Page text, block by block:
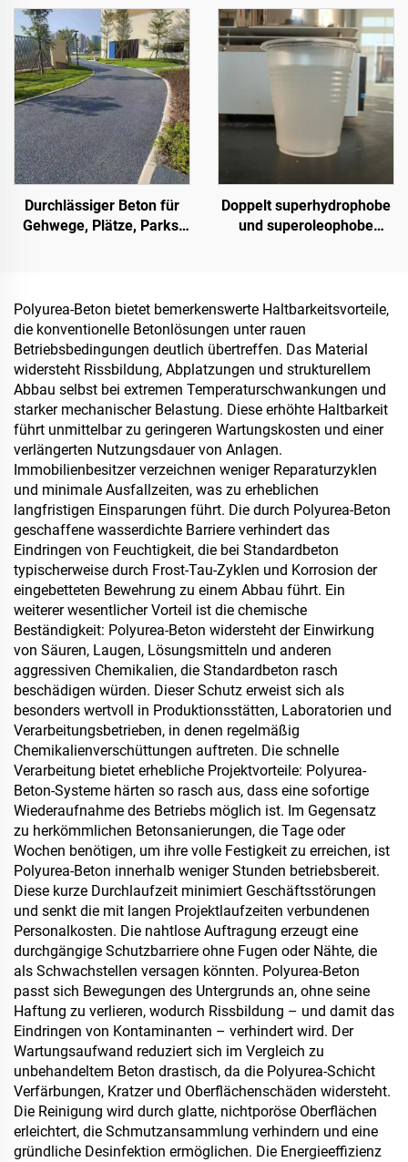
Kieselsteine, Kristallsteine,
Steinteppich für
gewerbliche und private
Anwendungen
Schutzbeschichtung für
innen- und außenliegende
Fahrbahnen
Durchlässiger Beton für
Gehwege, Plätze, Parks,
den Aufbau einer
Schwammstadt
Doppelt superhydrophobe
und superoleophobe
oder in anderen
Szenarien, bei denen
hydrophobe und
oleophobe Eigenschaften
erforderlich sind
Polyurea-Beton bietet bemerkenswerte Haltbarkeitsvorteile,
die konventionelle Betonlösungen unter rauen
Betriebsbedingungen deutlich übertreffen. Das Material
widersteht Rissbildung, Abplatzungen und strukturellem
Abbau selbst bei extremen Temperaturschwankungen und
starker mechanischer Belastung. Diese erhöhte Haltbarkeit
führt unmittelbar zu geringeren Wartungskosten und einer
verlängerten Nutzungsdauer von Anlagen.
Immobilienbesitzer verzeichnen weniger Reparaturzyklen
und minimale Ausfallzeiten, was zu erheblichen
langfristigen Einsparungen führt. Die durch Polyurea-Beton
geschaffene wasserdichte Barriere verhindert das
Eindringen von Feuchtigkeit, die bei Standardbeton
typischerweise durch Frost-Tau-Zyklen und Korrosion der
eingebetteten Bewehrung zu einem Abbau führt. Ein
weiterer wesentlicher Vorteil ist die chemische
Beständigkeit: Polyurea-Beton widersteht der Einwirkung
von Säuren, Laugen, Lösungsmitteln und anderen
aggressiven Chemikalien, die Standardbeton rasch
beschädigen würden. Dieser Schutz erweist sich als
besonders wertvoll in Produktionsstätten, Laboratorien und
Verarbeitungsbetrieben, in denen regelmäßig
Chemikalienverschüttungen auftreten. Die schnelle
Verarbeitung bietet erhebliche Projektvorteile: Polyurea-
Beton-Systeme härten so rasch aus, dass eine sofortige
Wiederaufnahme des Betriebs möglich ist. Im Gegensatz
zu herkömmlichen Betonsanierungen, die Tage oder
Wochen benötigen, um ihre volle Festigkeit zu erreichen, ist
Polyurea-Beton innerhalb weniger Stunden betriebsbereit.
Diese kurze Durchlaufzeit minimiert Geschäftsstörungen
und senkt die mit langen Projektlaufzeiten verbundenen
Personalkosten. Die nahtlose Auftragung erzeugt eine
durchgängige Schutzbarriere ohne Fugen oder Nähte, die
als Schwachstellen versagen könnten. Polyurea-Beton
passt sich Bewegungen des Untergrunds an, ohne seine
Haftung zu verlieren, wodurch Rissbildung – und damit das
Eindringen von Kontaminanten – verhindert wird. Der
Wartungsaufwand reduziert sich im Vergleich zu
unbehandeltem Beton drastisch, da die Polyurea-Schicht
Verfärbungen, Kratzer und Oberflächenschäden widersteht.
Die Reinigung wird durch glatte, nichtporöse Oberflächen
erleichtert, die Schmutzansammlung verhindern und eine
gründliche Desinfektion ermöglichen. Die Energieeffizienz